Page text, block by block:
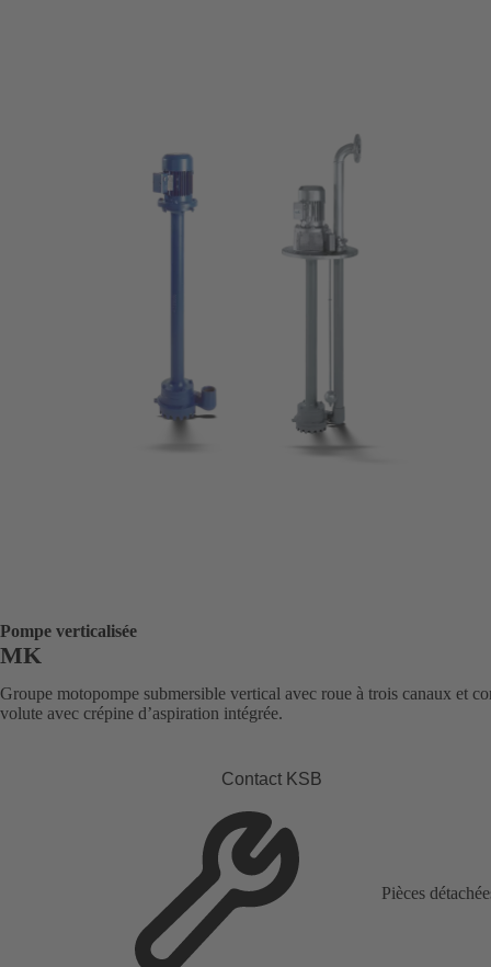
Pompe verticalisée
MK
Groupe motopompe submersible vertical avec roue à trois canaux et
volute avec crépine d’aspiration intégrée.
Contact KSB
Pièces